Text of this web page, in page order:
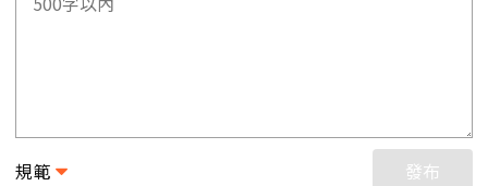
規範 發布